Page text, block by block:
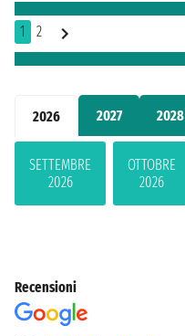
2026 2027 2028
SETTEMBRE
2026
OTTOBRE
2026
1 2
Recensioni